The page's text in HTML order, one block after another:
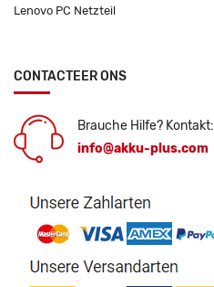
Lenovo PC Netzteil
CONTACTEER ONS
Brauche Hilfe? Kontakt:
info@akku-plus.com